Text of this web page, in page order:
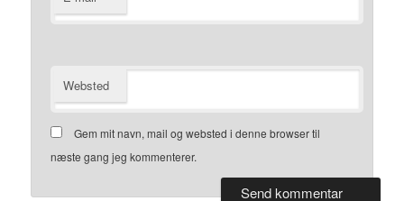
Websted
Gem mit navn, mail og websted i denne browser til
næste gang jeg kommenterer.